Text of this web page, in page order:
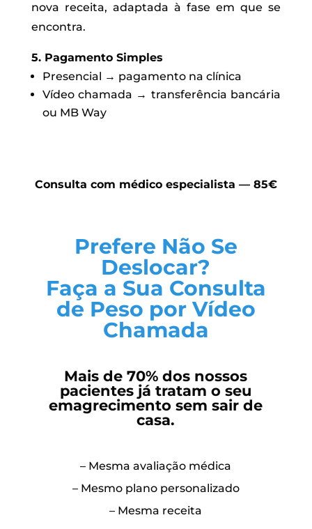
nova receita, adaptada à fase em que se
encontra.
5. Pagamento Simples
Presencial → pagamento na clínica
Vídeo chamada → transferência bancária
ou MB Way
Consulta com médico especialista — 85€
Prefere Não Se
Deslocar?
Faça a Sua Consulta
de Peso por Vídeo
Chamada
Mais de 70% dos nossos
pacientes já tratam o seu
emagrecimento sem sair de
casa.
– Mesma avaliação médica
– Mesmo plano personalizado
– Mesma receita